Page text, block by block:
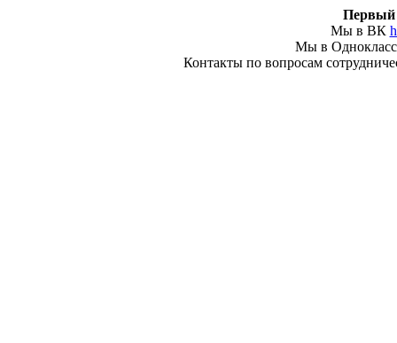
Первый
Мы в ВК
Мы в
Контакты по вопросам